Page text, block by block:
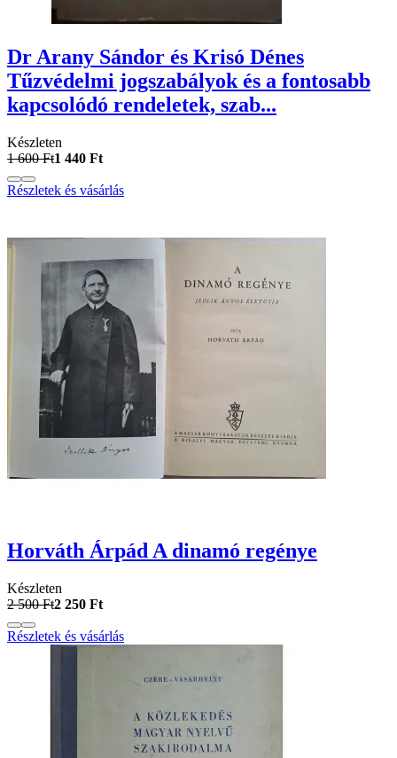
Dr Arany Sándor és Krisó Dénes
Tűzvédelmi jogszabályok és a fontosabb
kapcsolódó rendeletek, szab...
Készleten
1 600 Ft1 440 Ft
Részletek és vásárlás
Horváth Árpád A dinamó regénye
Készleten
2 500 Ft2 250 Ft
Részletek és vásárlás